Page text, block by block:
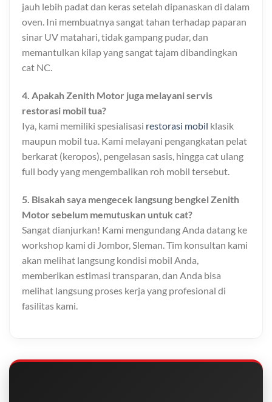
jauh lebih padat dan keras setelah dipanaskan di dalam
oven. Ini membuatnya sangat tahan terhadap paparan
sinar UV matahari, tidak gampang pudar, dan
memantulkan kilap yang sangat tajam dibandingkan
cat NC.
4. Apakah Zenith Motor juga melayani servis
restorasi mobil tua?
Iya, kami memiliki spesialisasi restorasi mobil klasik
maupun mobil tua. Kami melayani pengangkatan pelat
berkarat (keropos), pengelasan sasis, hingga cat ulang
full body yang mengembalikan roh mobil tersebut.
5. Bisakah saya mengecek langsung bengkel Zenith
Motor sebelum memutuskan untuk cat?
Sangat dianjurkan! Kami mengundang Anda datang ke
workshop kami di Jombor, Sleman. Tim konsultan kami
akan melihat langsung kondisi mobil Anda,
memberikan estimasi transparan, dan Anda bisa
melihat langsung proses kerja yang profesional di
fasilitas kami.